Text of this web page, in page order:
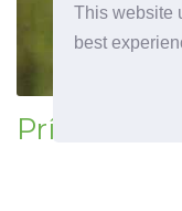
This website
best
Prímula